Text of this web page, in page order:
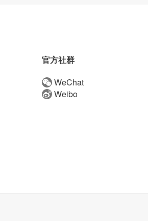
官方社群
WeChat
Weibo